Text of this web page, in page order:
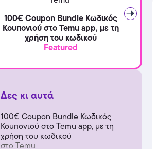
100€ Coupon Bundle Κωδικός
Κουπονιού στο Temu app, με τη
χρήση του κωδικού
Featured
Δες κι αυτά
100€ Coupon Bundle Κωδικός
Κουπονιού στο Temu app, με τη
χρήση του κωδικού
στο Temu